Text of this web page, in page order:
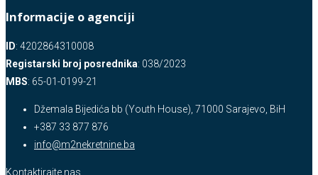
Informacije o agenciji
ID: 4202864310008
Registarski broj posrednika: 038/2023
MBS: 65-01-0199-21
Džemala Bijedića bb (Youth House), 71000 Sarajevo, BiH
+387 33 877 876
info@m2nekretnine.ba
Kontaktirajte nas